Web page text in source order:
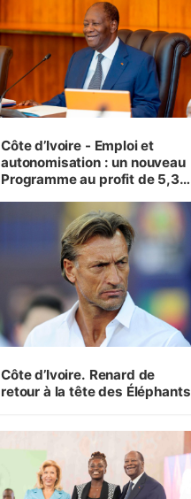
Côte d’Ivoire - Emploi et
autonomisation : un nouveau
Programme au profit de 5,3
Côte d’Ivoire. Renard de
retour à la tête des Éléphants